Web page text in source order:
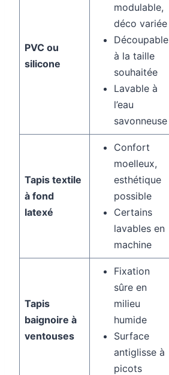
PVC ou
silicone
modulable,
déco variée
Découpable
à la taille
souhaitée
Lavable à
l’eau
savonneuse
Tapis textile
à fond
latexé
Confort
moelleux,
esthétique
possible
Certains
lavables en
machine
Tapis
baignoire à
ventouses
Fixation
sûre en
milieu
humide
Surface
antiglisse à
picots